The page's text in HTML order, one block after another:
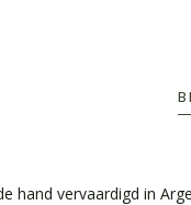
hand vervaardigd in